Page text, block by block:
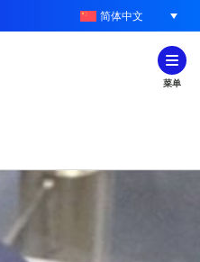
简体中文
菜单